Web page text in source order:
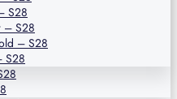
S28
– S28
– S28
S28